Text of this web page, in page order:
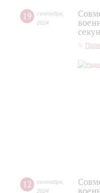
19 сентября
2024
12 сентября
2024